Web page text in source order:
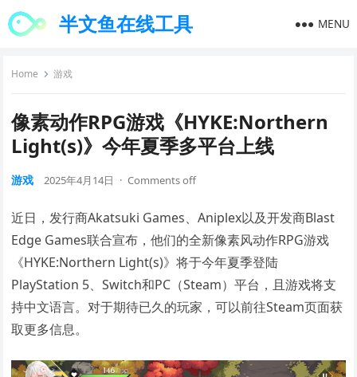
半文鱼在线工具 MENU
Home 游戏
像素动作RPG游戏《HYKE:Northern
Light(s)》今年夏季多平台上线
游戏 2025年4月14日 · Comments off
近日，发行商Akatsuki Games、Aniplex以及开发商Blast
Edge Games联合宣布，他们的全新像素风动作RPG游戏
《HYKE:Northern Light(s)》将于今年夏季登陆
PlayStation 5、Switch和PC（Steam）平台，且游戏将支
持中文语言。对于期待已久的玩家，可以前往Steam页面获
取更多信息。